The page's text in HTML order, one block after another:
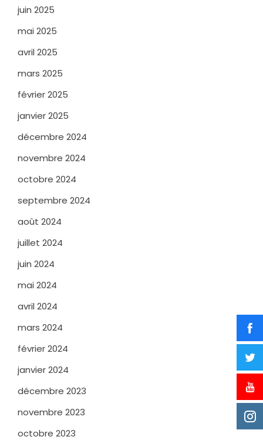
juin 2025
mai 2025
avril 2025
mars 2025
février 2025
janvier 2025
décembre 2024
novembre 2024
octobre 2024
septembre 2024
août 2024
juillet 2024
juin 2024
mai 2024
avril 2024
mars 2024
février 2024
janvier 2024
décembre 2023
novembre 2023
octobre 2023